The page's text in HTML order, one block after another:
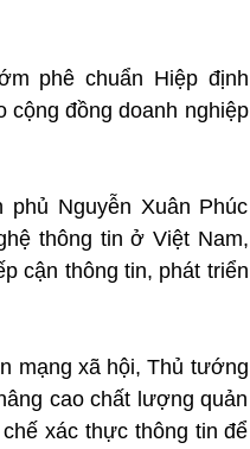
phê chuẩn Hiệp định
đồng doanh nghiệp
Nguyễn Xuân Phúc
thông tin ở Việt Nam,
cận thông tin, phát triển
mạng xã hội, Thủ tướng
cao chất lượng quản
xác thực thông tin để